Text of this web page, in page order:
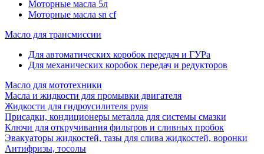
Моторные масла 5л
Моторные масла sn cf
Масло для трансмиссии
Для автоматических коробок передач и ГУРа
Для механических коробок передач и редукторов
Масло для мототехники
Масла и жидкости для промывки двигателя
Жидкости для гидроусилителя руля
Присадки, кондиционеры металла для системы смазки
Ключи для откручивания фильтров и сливных пробок
Эвакуаторы жидкостей, тазы для слива жидкостей, воронки
Антифризы, тосолы